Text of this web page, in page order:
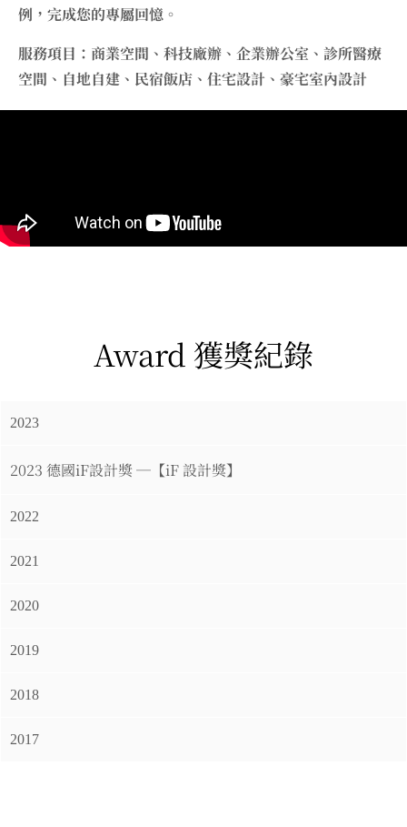
例，完成您的專屬回憶。
服務項目：商業空間、科技廠辦、企業辦公室、診所醫療
空間、自地自建、民宿飯店、住宅設計、豪宅室內設計
Award 獲獎紀錄
2023
2023 德國iF設計獎 ─【iF 設計獎】
2022
2021
2020
2019
2018
2017